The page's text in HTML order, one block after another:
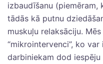
izbaudīšanu (piemēram,
tādās kā putnu
muskuļu relaksāciju.
“mikrointervenci”, ko
darbiniekam dod